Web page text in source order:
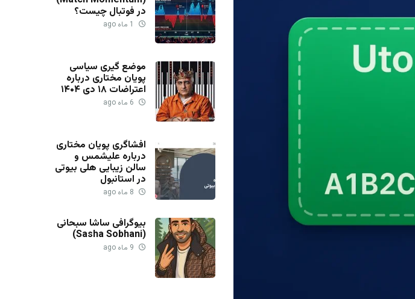
در فوتبال چیست؟
موضع گیری سیاسی
پویان مختاری درباره
اعتراضات ۱۸ دی ۱۴۰۴
افشاگری پویان مختاری
درباره علیشمس و
سالن زیبایی هلی بیوتی
در استانبول
بیوگرافی ساشا سبحانی
(Sasha Sobhani)